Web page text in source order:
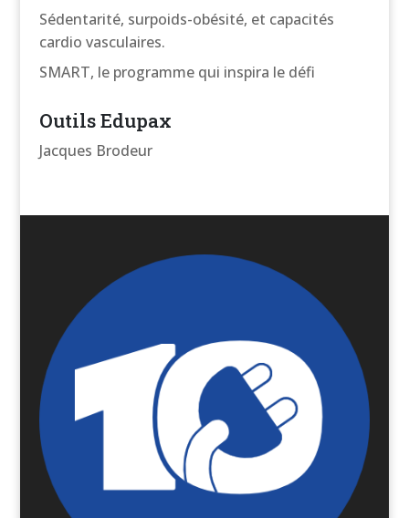
Sédentarité, surpoids-obésité, et capacités
cardio vasculaires.
SMART, le programme qui inspira le défi
Outils Edupax
Jacques Brodeur